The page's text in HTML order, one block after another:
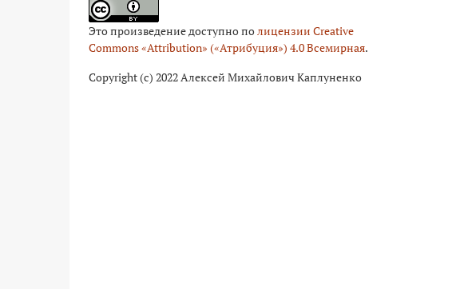
Это произведение доступно по лицензии Creative
Commons «Attribution» («Атрибуция») 4.0 Всемирная.
Copyright (c) 2022 Алексей Михайлович Каплуненко